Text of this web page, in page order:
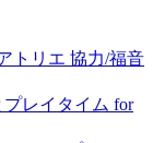
トリエ 協力/福音
レイタイム for